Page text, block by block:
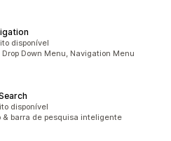
disponível
Down Menu, Navigation Menu
disponível
& barra de pesquisa inteligente